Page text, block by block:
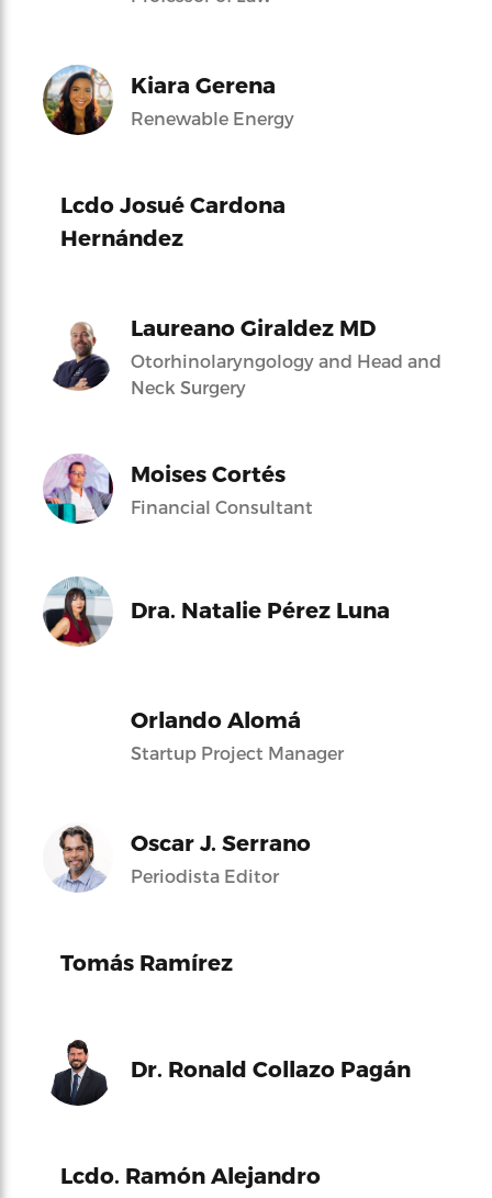
Kiara Gerena
Renewable Energy
Lcdo Josué Cardona
Hernández
Laureano Giraldez MD
Otorhinolaryngology and Head and
Neck Surgery
Moises Cortés
Financial Consultant
Dra. Natalie Pérez Luna
Orlando Alomá
Startup Project Manager
Oscar J. Serrano
Periodista Editor
Tomás Ramírez
Dr. Ronald Collazo Pagán
Lcdo. Ramón Alejandro